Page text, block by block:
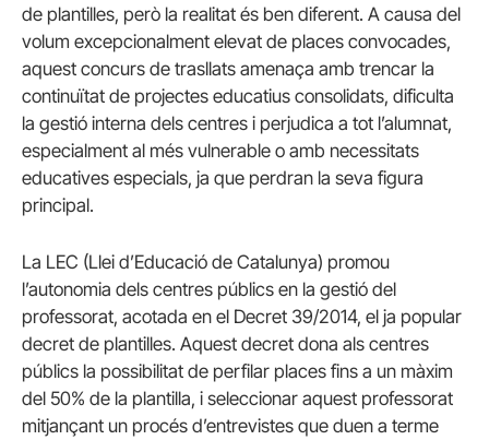
de plantilles, però la realitat és ben diferent. A causa del
volum excepcionalment elevat de places convocades,
aquest concurs de trasllats amenaça amb trencar la
continuïtat de projectes educatius consolidats, dificulta
la gestió interna dels centres i perjudica a tot l’alumnat,
especialment al més vulnerable o amb necessitats
educatives especials, ja que perdran la seva figura
principal.
La LEC (Llei d’Educació de Catalunya) promou
l’autonomia dels centres públics en la gestió del
professorat, acotada en el Decret 39/2014, el ja popular
decret de plantilles. Aquest decret dona als centres
públics la possibilitat de perfilar places fins a un màxim
del 50% de la plantilla, i seleccionar aquest professorat
mitjançant un procés d’entrevistes que duen a terme